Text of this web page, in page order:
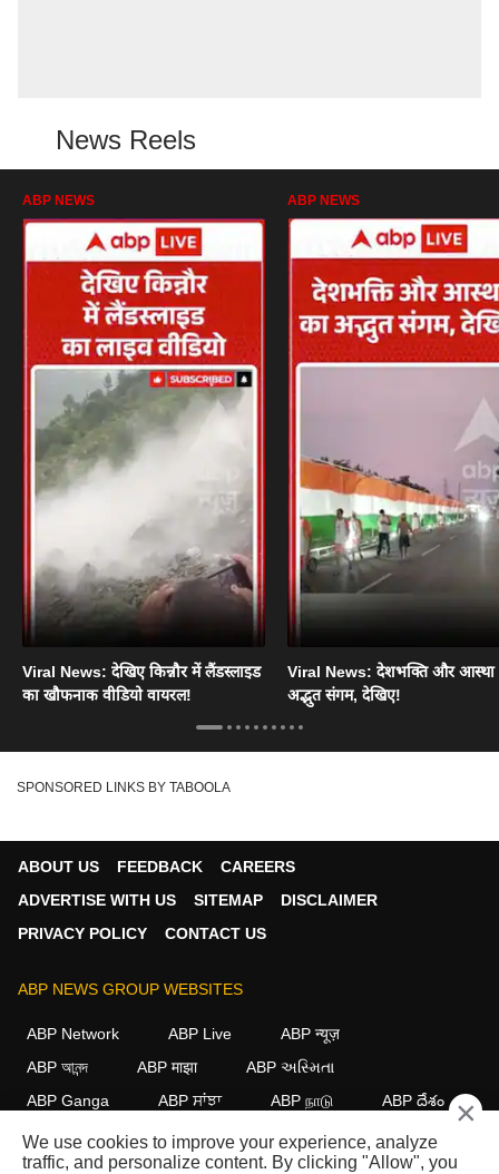
News Reels
ABP NEWS
Viral News: देखिए किन्नौर में लैंडस्लाइड
का खौफनाक वीडियो वायरल!
ABP NEWS
Viral News: देशभक्ति और आस्था
अद्भुत संगम, देखिए!
SPONSORED LINKS BY TABOOLA
ABOUT US FEEDBACK
CAREERS
ADVERTISE WITH US
SITEMAP
DISCLAIMER
PRIVACY POLICY
CONTACT US
ABP NEWS GROUP WEBSITES
ABP Network ABP Live
ABP न्यूज़
ABP আনন্দ
ABP माझा
ABP અસ્મિતા
ABP Ganga
ABP ਸਾਂਝਾ ABP நாடு ABP దేశం
FOLLOW US
×
We use cookies to improve your experience, analyze
traffic, and personalize content. By clicking "Allow", you